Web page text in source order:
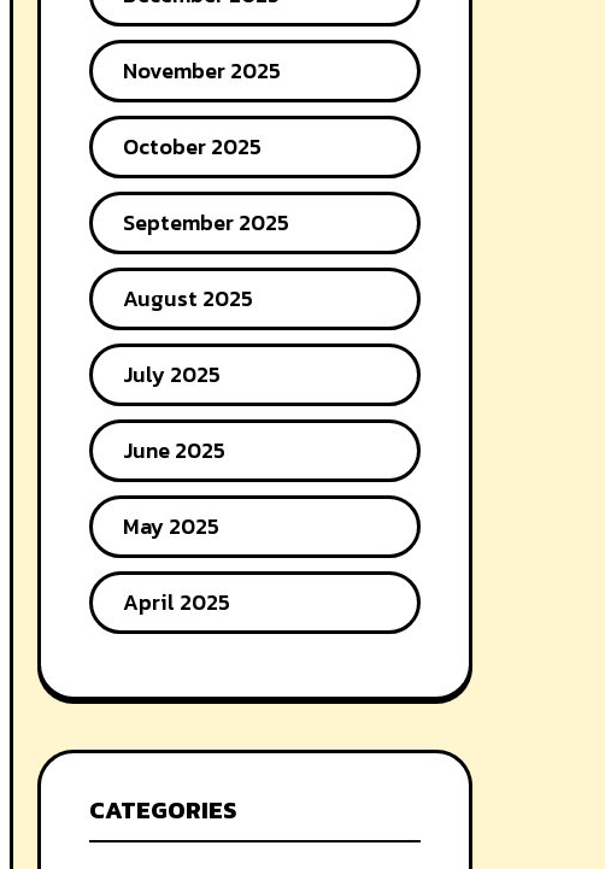
November 2025
October 2025
September 2025
August 2025
July 2025
June 2025
May 2025
April 2025
CATEGORIES